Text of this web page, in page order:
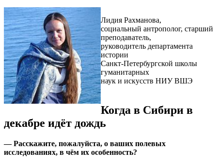
Лидия Рахманова,
социальный антрополог, старший
преподаватель,
руководитель департамента
истории
Санкт-Петербургской школы
гуманитарных
наук и искусств НИУ ВШЭ
Когда в Сибири в
декабре идёт дождь
— Расскажите, пожалуйста, о ваших полевых
исследованиях, в чём их особенность?